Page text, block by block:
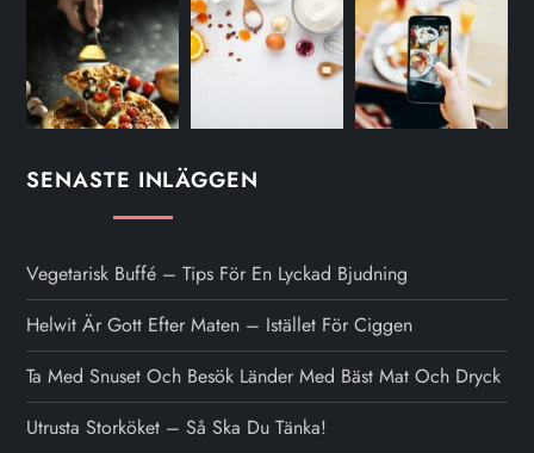
SENASTE INLÄGGEN
Vegetarisk Buffé – Tips För En Lyckad Bjudning
Helwit Är Gott Efter Maten – Istället För Ciggen
Ta Med Snuset Och Besök Länder Med Bäst Mat Och Dryck
Utrusta Storköket – Så Ska Du Tänka!